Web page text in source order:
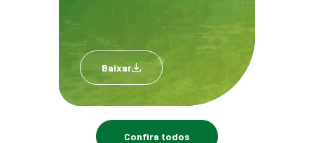
Baixar
Confira todos